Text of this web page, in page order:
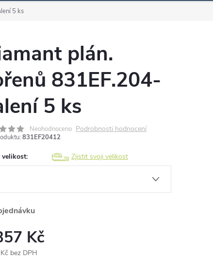
5 ks
plán.
831EF.204-
5 ks
Neohodnoceno Podrobnosti hodnocení
831EF20412
velikost: Zjistit svoji velikost
Kč
bez DPH